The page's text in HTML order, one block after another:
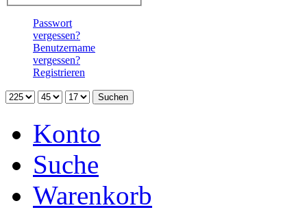
Passwort
vergessen?
Benutzername
vergessen?
Registrieren
Konto
Suche
Warenkorb